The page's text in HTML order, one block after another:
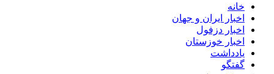
خانه
اخبار ایران و جهان
اخبار دزفول
اخبار خوزستان
یادداشت
گفتگو